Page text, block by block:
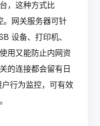
，这种方式比
网关服务器可针
设备、打印机、
用又能防止内网资
的连接都会留有日
行为监控，可有效